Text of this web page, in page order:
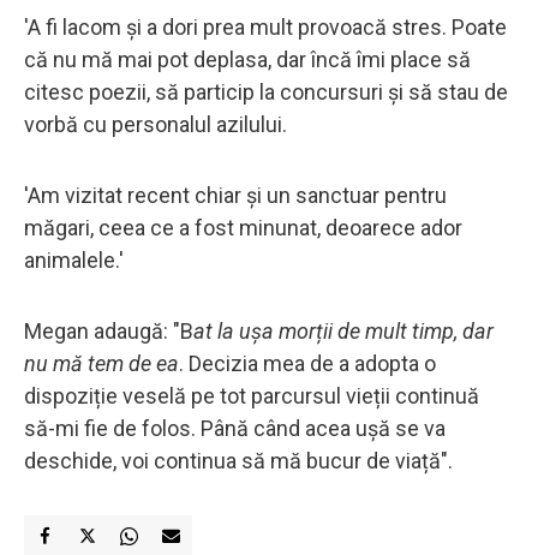
'A fi lacom și a dori prea mult provoacă stres. Poate
că nu mă mai pot deplasa, dar încă îmi place să
citesc poezii, să particip la concursuri și să stau de
vorbă cu personalul azilului.
'Am vizitat recent chiar și un sanctuar pentru
măgari, ceea ce a fost minunat, deoarece ador
animalele.'
Megan adaugă: "Bat la ușa morții de mult timp, dar
nu mă tem de ea. Decizia mea de a adopta o
dispoziție veselă pe tot parcursul vieții continuă
să-mi fie de folos. Până când acea ușă se va
deschide, voi continua să mă bucur de viață".